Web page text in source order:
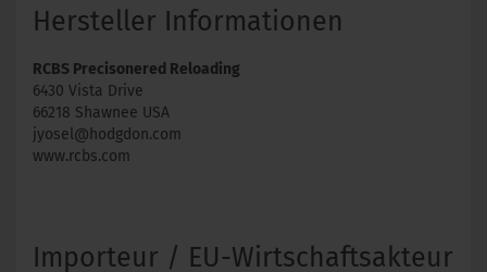
Hersteller Informationen
RCBS Precisonered Reloading
6430 Vista Drive
66218 Shawnee USA
jyosel@hodgdon.com
www.rcbs.com
Importeur / EU-Wirtschaftsakteur